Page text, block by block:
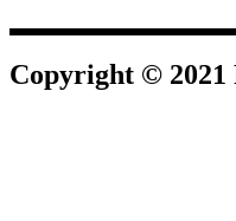
Copyright © 2021